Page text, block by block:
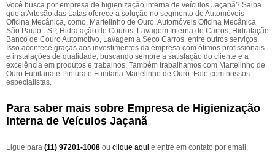
Você busca por empresa de higienização interna de veículos Jaçanã? Saiba
que a Artesão das Latas oferece a solução no segmento de Automóveis
Oficina Mecânica, como, Martelinho de Ouro, Automóveis Oficina Mecânica
São Paulo - SP, Hidratação de Couros, Lavagem Interna de Carros, Hidratação
Banco de Couro Automotivo, Lavagem a Seco Carros, entre outros serviços.
Isso acontece graças aos investimentos da empresa com ótimos profissionais
e instalações de qualidade, buscando sempre a satisfação do cliente e a
excelência em produtos e trabalhos. Também trabalhamos com Martelinho de
Ouro Funilaria e Pintura e Funilaria Martelinho de Ouro. Fale com nossos
especialistas.
Para saber mais sobre Empresa de Higienização
Interna de Veículos Jaçanã
Ligue para (11) 97201-1008 ou clique aqui e entre em contato por email.